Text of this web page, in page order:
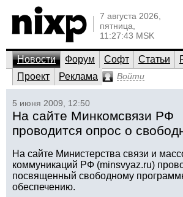
7 августа 2026,
пятница,
11:27:43 MSK
Новости Форум Софт Статьи
Проект
Реклама Войти
5 июня 2009, 12:50
На сайте Минкомсвязи РФ
проводится опрос о
На сайте Министерства связи и
коммуникаций РФ (minsvyaz.ru)
посвященный свободному
обеспечению.